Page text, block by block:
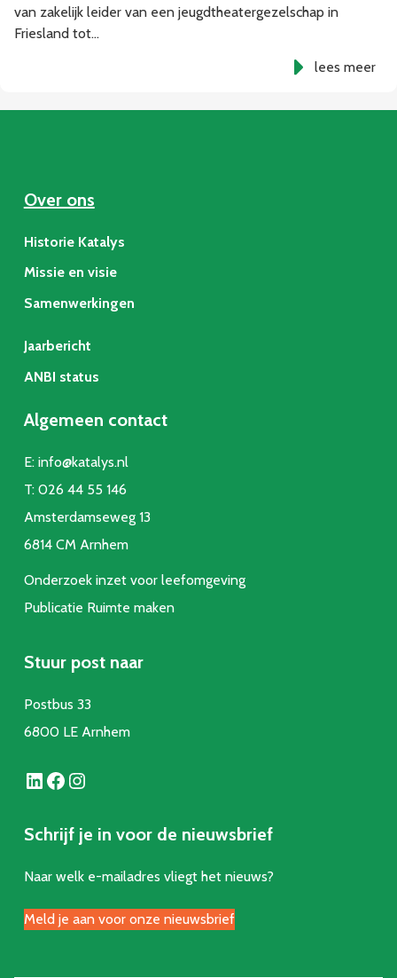
van zakelijk leider van een jeugdtheatergezelschap in
Friesland tot…
lees meer
Over ons
Historie Katalys
Missie en visie
Samenwerkingen
Jaarbericht
ANBI status
Algemeen contact
E: info@katalys.nl
T: 026 44 55 146
Amsterdamseweg 13
6814 CM Arnhem
Onderzoek inzet voor leefomgeving
Publicatie Ruimte maken
Stuur post naar
Postbus 33
6800 LE Arnhem
LinkedIn Facebook Instagram
Schrijf je in voor de nieuwsbrief
Naar welk e-mailadres vliegt het nieuws?
Meld je aan voor onze nieuwsbrief